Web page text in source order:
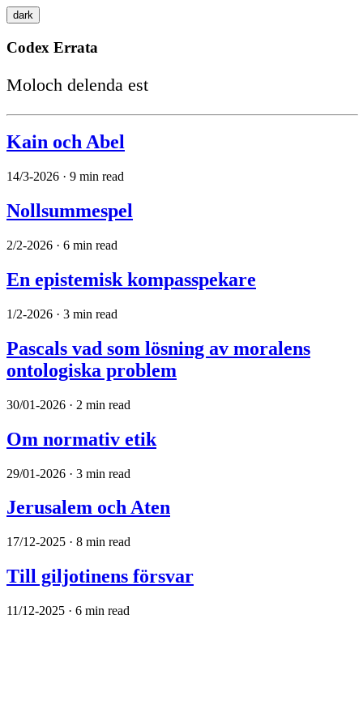
dark
Codex Errata
Moloch delenda est
Kain och Abel
14/3-2026 · 9 min read
Nollsummespel
2/2-2026 · 6 min read
En epistemisk kompasspekare
1/2-2026 · 3 min read
Pascals vad som lösning av moralens
ontologiska problem
30/01-2026 · 2 min read
Om normativ etik
29/01-2026 · 3 min read
Jerusalem och Aten
17/12-2025 · 8 min read
Till giljotinens försvar
11/12-2025 · 6 min read